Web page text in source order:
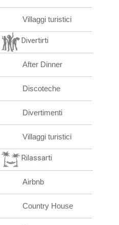
Villaggi turistici
Divertirti
After Dinner
Discoteche
Divertimenti
Villaggi turistici
Rilassarti
Airbnb
Country House